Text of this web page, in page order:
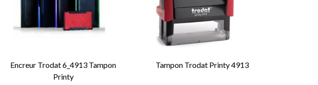
APERÇU RAPIDE
Encreur Trodat 6_4913 Tampon
Printy
Tampon Trodat Printy 4913